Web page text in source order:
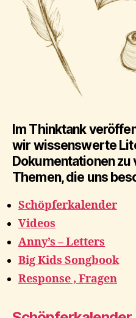
Im Thinktank
wir wissenswerte
Dokumentationen
Themen, die uns
Schöpferkalender
Videos
Anny’s – Letters
Big Kids Songbook
Response , Fragen